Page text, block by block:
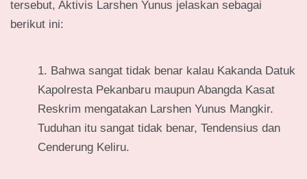
tersebut, Aktivis Larshen Yunus jelaskan sebagai
berikut ini:
Bahwa sangat tidak benar kalau Kakanda Datuk
Kapolresta Pekanbaru maupun Abangda Kasat
Reskrim mengatakan Larshen Yunus Mangkir.
Tuduhan itu sangat tidak benar, Tendensius dan
Cenderung Keliru.